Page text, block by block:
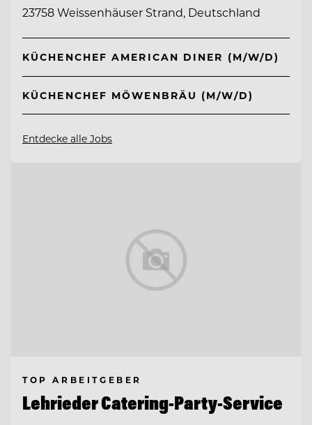
23758 Weissenhäuser Strand, Deutschland
KÜCHENCHEF AMERICAN DINER (M/W/D)
KÜCHENCHEF MÖWENBRÄU (M/W/D)
Entdecke alle Jobs
TOP ARBEITGEBER
Lehrieder Catering-Party-Service